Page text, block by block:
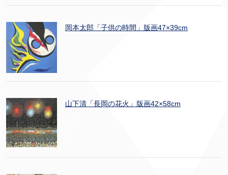
岡本太郎「子供の時間」版画47×39cm
山下清「長岡の花火」版画42×58cm